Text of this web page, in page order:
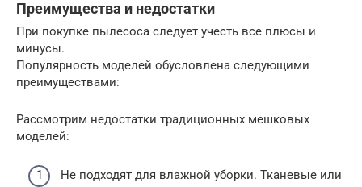
Преимущества и недостатки
При покупке пылесоса следует учесть все плюсы и
минусы.
Популярность моделей обусловлена следующими
преимуществами:
Рассмотрим недостатки традиционных мешковых
моделей:
Не подходят для влажной уборки. Тканевые или